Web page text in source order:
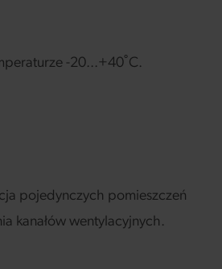
-20...+40˚C.
pojedynczych pomieszczeń
kanałów wentylacyjnych.